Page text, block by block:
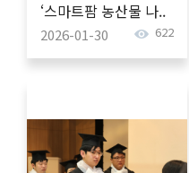
‘스마트팜 농산물 나..
2026-01-30 622